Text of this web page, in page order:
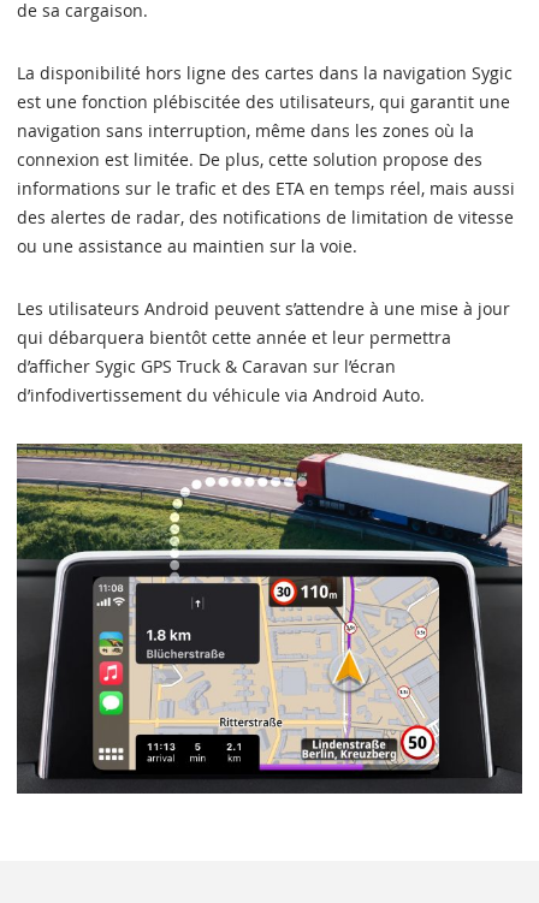
de sa cargaison.
La disponibilité hors ligne des cartes dans la navigation Sygic
est une fonction plébiscitée des utilisateurs, qui garantit une
navigation sans interruption, même dans les zones où la
connexion est limitée. De plus, cette solution propose des
informations sur le trafic et des ETA en temps réel, mais aussi
des alertes de radar, des notifications de limitation de vitesse
ou une assistance au maintien sur la voie.
Les utilisateurs Android peuvent s’attendre à une mise à jour
qui débarquera bientôt cette année et leur permettra
d’afficher Sygic GPS Truck & Caravan sur l’écran
d’infodivertissement du véhicule via Android Auto.